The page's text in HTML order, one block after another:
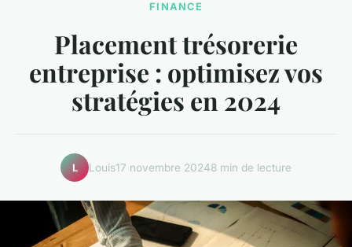
FINANCE
Placement trésorerie
entreprise : optimisez vos
stratégies en 2024
L Louis17 novembre 20248 min de lecture